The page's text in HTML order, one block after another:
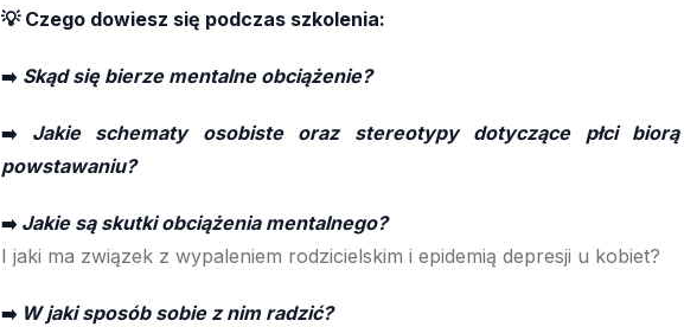
💡 Czego dowiesz się podczas szkolenia:
➡️ Skąd się bierze mentalne obciążenie?
➡️
Jakie schematy osobiste oraz stereotypy dotyczące płci
powstawaniu?
➡️Jakie są skutki obciążenia mentalnego?
I jaki ma związek z wypaleniem rodzicielskim i epidemią depresji u kobiet?
➡️ W jaki sposób sobie z nim radzić?